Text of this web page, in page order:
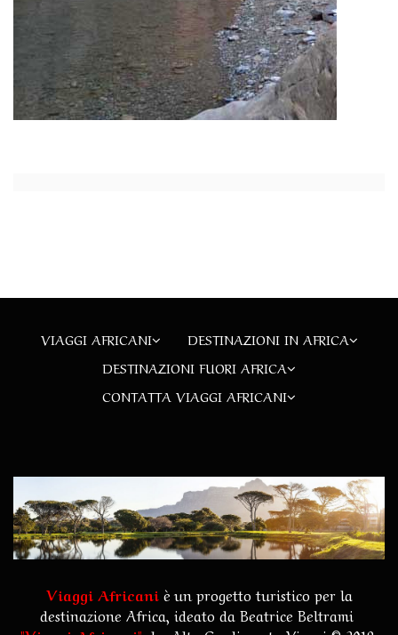
VIAGGI AFRICANI
DESTINAZIONI IN AFRICA
DESTINAZIONI FUORI AFRICA
CONTATTA VIAGGI AFRICANI
Viaggi Africani è un progetto turistico per la
destinazione Africa, ideato da Beatrice Beltrami